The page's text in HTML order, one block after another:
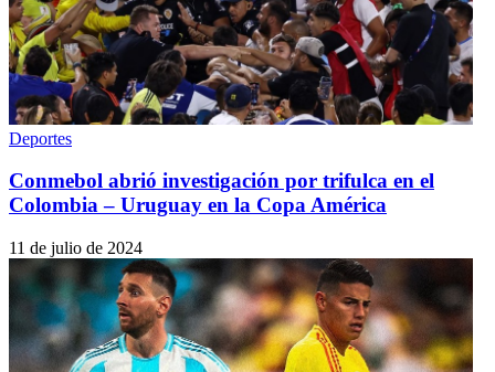
Deportes
Conmebol abrió investigación por trifulca en el
Colombia – Uruguay en la Copa América
11 de julio de 2024